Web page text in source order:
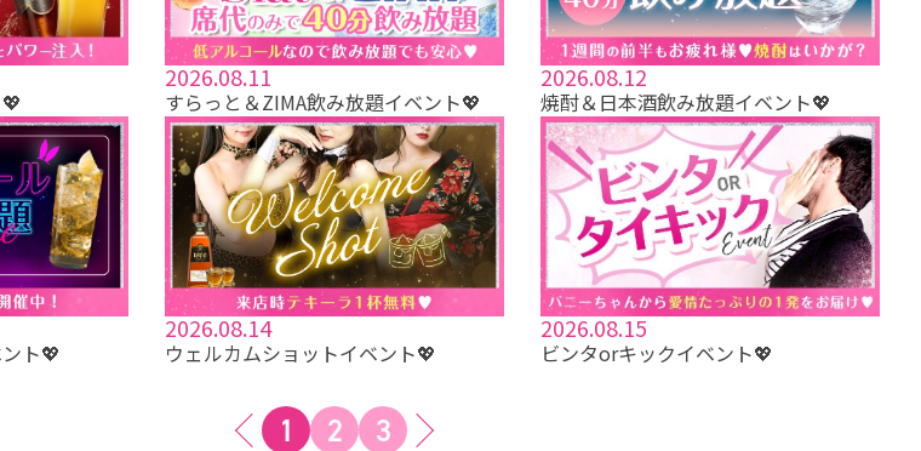
2026.08.11
すらっと＆ZIMA飲み放題イベント💖
2026.08.12
焼酎＆日本酒飲み放題イベント💖
ト💖
2026.08.14
ウェルカムショットイベント💖
2026.08.15
ビンタorキックイベント💖
1 2 3